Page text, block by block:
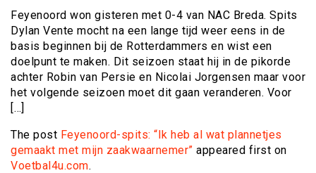
Feyenoord won gisteren met 0-4 van NAC Breda. Spits
Dylan Vente mocht na een lange tijd weer eens in de
basis beginnen bij de Rotterdammers en wist een
doelpunt te maken. Dit seizoen staat hij in de pikorde
achter Robin van Persie en Nicolai Jorgensen maar voor
het volgende seizoen moet dit gaan veranderen. Voor
[…]
The post Feyenoord-spits: “Ik heb al wat plannetjes
gemaakt met mijn zaakwaarnemer” appeared first on
Voetbal4u.com.